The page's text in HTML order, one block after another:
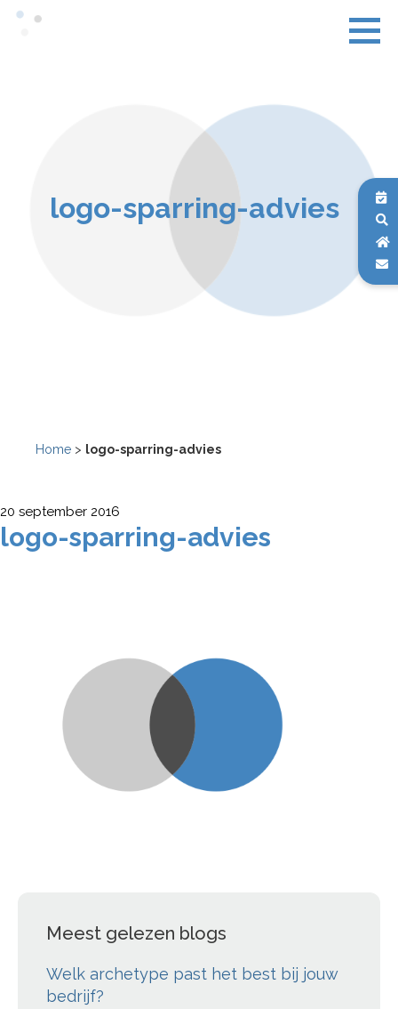
logo-sparring-advies
Home > logo-sparring-advies
20 september 2016
logo-sparring-advies
Meest gelezen blogs
Welk archetype past het best bij jouw
bedrijf?